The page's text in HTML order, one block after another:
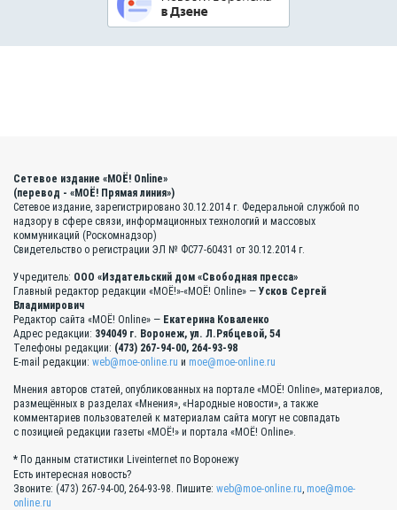
Сетевое издание «МОЁ! Online»
(перевод - «МОЁ! Прямая линия»)
Сетевое издание, зарегистрировано 30.12.2014 г. Федеральной службой по
надзору в сфере связи, информационных технологий и массовых
коммуникаций (Роскомнадзор)
Свидетельство о регистрации ЭЛ № ФС77-60431 от 30.12.2014 г.
Учредитель: ООО «Издательский дом «Свободная пресса»
Главный редактор редакции «МОЁ!»-«МОЁ! Online» — Усков Сергей
Владимирович
Редактор сайта «МОЁ! Online» — Екатерина Коваленко
Адрес редакции: 394049 г. Воронеж, ул. Л.Рябцевой, 54
Телефоны редакции: (473) 267-94-00, 264-93-98
E-mail редакции: web@moe-online.ru и moe@moe-online.ru
Мнения авторов статей, опубликованных на портале «МОЁ! Online», материалов,
размещённых в разделах «Мнения», «Народные новости», а также
комментариев пользователей к материалам сайта могут не совпадать
с позицией редакции газеты «МОЁ!» и портала «МОЁ! Online».
* По данным статистики Liveinternet по Воронежу
Есть интересная новость?
Звоните: (473) 267-94-00, 264-93-98. Пишите: web@moe-online.ru moe@moe-
online.ru